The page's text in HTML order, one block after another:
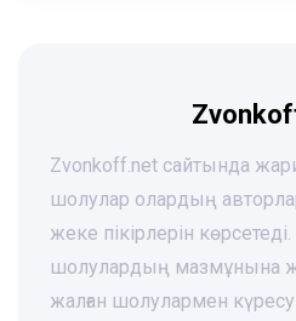
Zvonkoff.net сайтында
шолулар олардың
жеке пікірлерін
шолулардың мазмұнына
жалған шолулармен